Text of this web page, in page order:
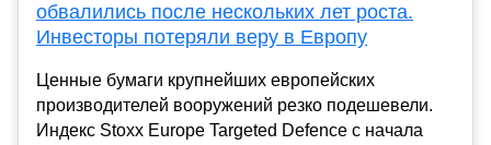
обвалились после нескольких лет роста.
Инвесторы потеряли веру в Европу
Ценные бумаги крупнейших европейских
производителей вооружений резко подешевели.
Индекс Stoxx Europe Targeted Defence с начала